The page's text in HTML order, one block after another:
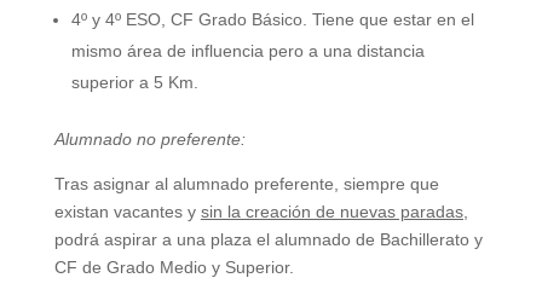
4º y 4º ESO, CF Grado Básico. Tiene que estar en el
mismo área de influencia pero a una distancia
superior a 5 Km.
Alumnado no preferente:
Tras asignar al alumnado preferente, siempre que
existan vacantes y sin la creación de nuevas paradas,
podrá aspirar a una plaza el alumnado de Bachillerato y
CF de Grado Medio y Superior.